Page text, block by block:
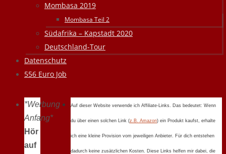
Mombasa 2019
Mombasa Teil 2
Südafrika – Kapstadt 2020
Deutschland-Tour
Datenschutz
556 Euro Job
*Werbung
Anfang*
Hör
auf
Auf dieser Website verwende ich Affiliate-Links. Das bedeutet: Wenn
du über einen solchen Link (z.B. Amazon) ein Produkt kaufst, erhalte
ich eine kleine Provision vom jeweiligen Anbieter. Für dich entstehen
dadurch keine zusätzlichen Kosten. Diese Links helfen mir dabei, die